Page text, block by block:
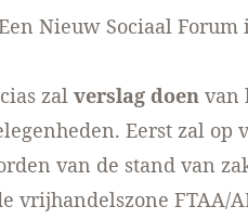
Nieuw Sociaal
zal verslag doen van
Eerst zal
van de stand van
vrijhandelszone FTAA/